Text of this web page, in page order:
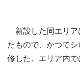
新設した同エリア
たもので、かつて
修した。エリア内